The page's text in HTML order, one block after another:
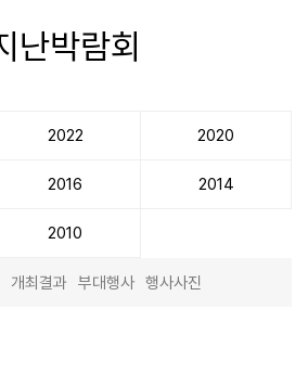
난박람회
2022 2020
2016 2014
2010
개최결과 부대행사 행사사진